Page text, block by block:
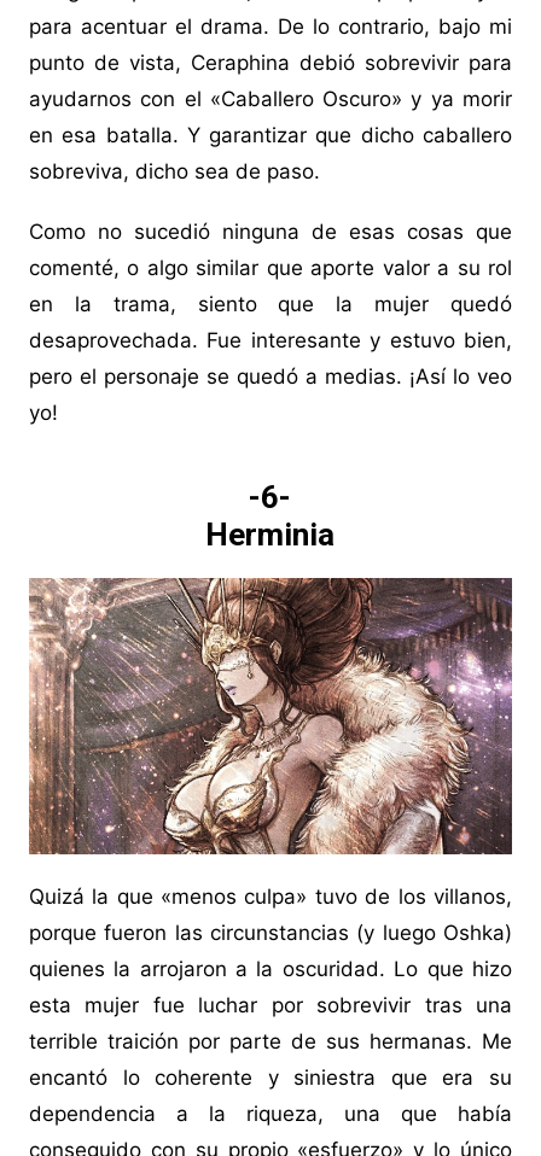
para acentuar el drama. De lo contrario, bajo mi
punto de vista, Ceraphina debió sobrevivir para
ayudarnos con el «Caballero Oscuro» y ya morir
en esa batalla. Y garantizar que dicho caballero
sobreviva, dicho sea de paso.
Como no sucedió ninguna de esas cosas que
comenté, o algo similar que aporte valor a su rol
en la trama, siento que la mujer quedó
desaprovechada. Fue interesante y estuvo bien,
pero el personaje se quedó a medias. ¡Así lo veo
yo!
-6-
Herminia
Quizá la que «menos culpa» tuvo de los villanos,
porque fueron las circunstancias (y luego Oshka)
quienes la arrojaron a la oscuridad. Lo que hizo
esta mujer fue luchar por sobrevivir tras una
terrible traición por parte de sus hermanas. Me
encantó lo coherente y siniestra que era su
dependencia a la riqueza, una que había
conseguido con su propio «esfuerzo» y lo único